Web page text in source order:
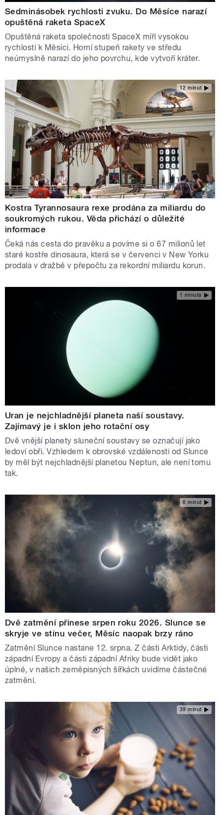
Sedminásobek rychlosti zvuku. Do Měsíce narazí
opuštěná raketa SpaceX
Opuštěná raketa společnosti SpaceX míří vysokou
rychlostí k Měsíci. Horní stupeň rakety ve středu
neúmyslně narazí do jeho povrchu, kde vytvoří kráter.
12 minut
Kostra Tyrannosaura rexe prodána za miliardu do
soukromých rukou. Věda přichází o důležité
informace
Čeká nás cesta do pravěku a povíme si o 67 milionů let
staré kostře dinosaura, která se v červenci v New Yorku
prodala v dražbě v přepočtu za rekordní miliardu korun.
1 minuta
Uran je nejchladnější planeta naší soustavy.
Zajímavý je i sklon jeho rotační osy
Dvě vnější planety sluneční soustavy se označují jako
ledoví obři. Vzhledem k obrovské vzdálenosti od Slunce
by měl být nejchladnější planetou Neptun, ale není tomu
tak.
6 minut
Dvě zatmění přinese srpen roku 2026. Slunce se
skryje ve stínu večer, Měsíc naopak brzy ráno
Zatmění Slunce nastane 12. srpna. Z části Arktidy, části
západní Evropy a části západní Afriky bude vidět jako
úplné, v našich zeměpisných šířkách uvidíme částečné
zatmění.
39 minut